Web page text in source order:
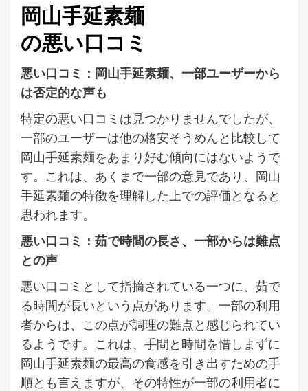
岡山手延素麺
の悪い口コミ
悪い口コミ：岡山手延素麺、一部ユーザーから
は否定的な声も
特定の悪い口コミは見つかりませんでしたが、
一部のユーザーは他の格安そうめんと比較して
岡山手延素麺をあまり好む傾向にはないようで
す。これは、あくまで一部の意見であり、岡山
手延素麺の特徴を理解した上での評価となると
思われます。
悪い口コミ：茹で時間の長さ、一部からは難点
との声
悪い口コミとして指摘されている一つに、茹で
る時間が長いという点があります。一部の利用
者からは、この点が調理の難点と感じられてい
るようです。これは、手間と時間を惜しまずに
岡山手延素麺の最高の食感を引き出すための手
順とも言えますが、その特性が一部の利用者に